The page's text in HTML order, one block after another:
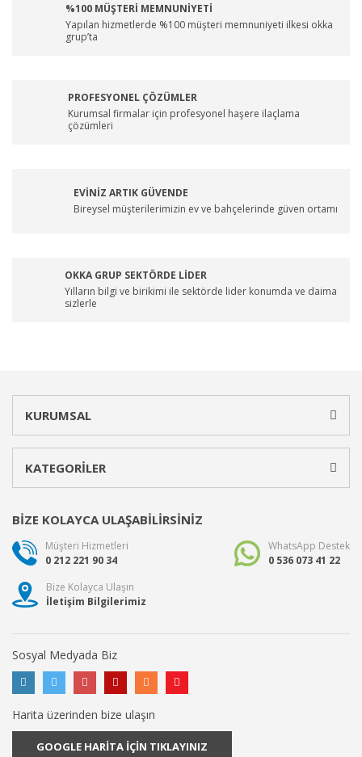
%100 MÜŞTERİ MEMNUNİYETİ
Yapılan hizmetlerde %100 müşteri memnuniyeti ilkesi okka
grup’ta
PROFESYONEL ÇÖZÜMLER
Kurumsal firmalar için profesyonel haşere ilaçlama
çözümleri
EVİNİZ ARTIK GÜVENDE
Bireysel müşterilerimizin ev ve bahçelerinde güven ortamı
OKKA GRUP SEKTÖRDE LİDER
Yılların bilgi ve birikimi ile sektörde lider konumda ve daima
sizlerle
KURUMSAL
KATEGORİLER
BİZE KOLAYCA ULAŞABİLİRSİNİZ
Müşteri Hizmetleri
0 212 221 90 34
WhatsApp Destek
0 536 073 41 22
Bize Kolayca Ulaşın
İletişim Bilgilerimiz
Sosyal Medyada Biz
Harita üzerinden bize ulaşın
GOOGLE HARİTA İÇİN TIKLAYINIZ